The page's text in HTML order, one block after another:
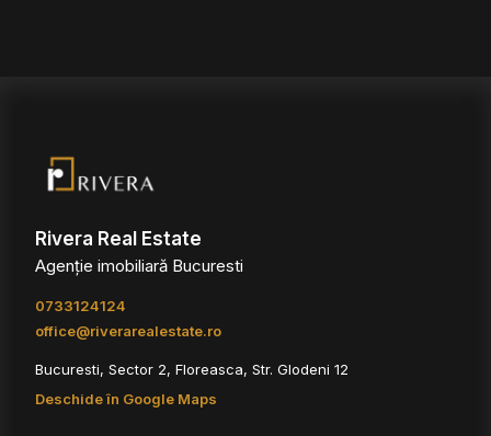
Rivera Real Estate
Agenție imobiliară Bucuresti
0733124124
office@riverarealestate.ro
Bucuresti, Sector 2, Floreasca, Str. Glodeni 12
Deschide în Google Maps